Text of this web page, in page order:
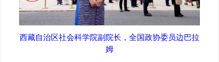
西藏自治区社会科学院副院长，全国政协委员边巴拉
姆